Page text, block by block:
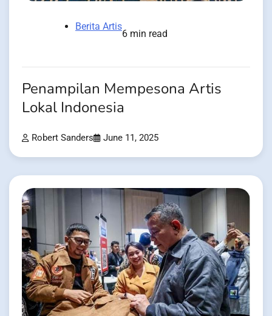
Berita Artis
6 min read
Penampilan Mempesona Artis
Lokal Indonesia
Robert Sanders June 11, 2025